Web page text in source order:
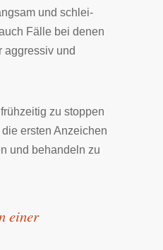
und schlei­
Fäl­le bei de­nen
ag­gres­siv und
zu stoppen
er­sten An­zei­chen
und be­han­deln zu
einer